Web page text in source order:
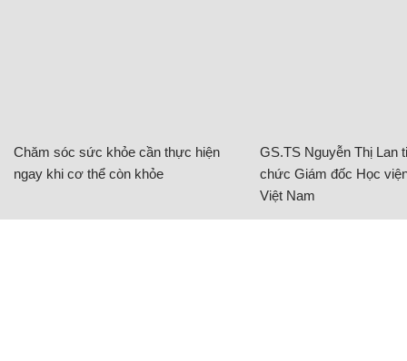
Chăm sóc sức khỏe cần thực hiện
ngay khi cơ thể còn khỏe
GS.TS Nguyễn Thị Lan
chức Giám đốc Học
Việt Nam